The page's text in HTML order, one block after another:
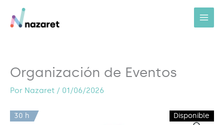
contenido
Organización de Eventos
Por Nazaret / 01/06/2026
Disponible
30 h